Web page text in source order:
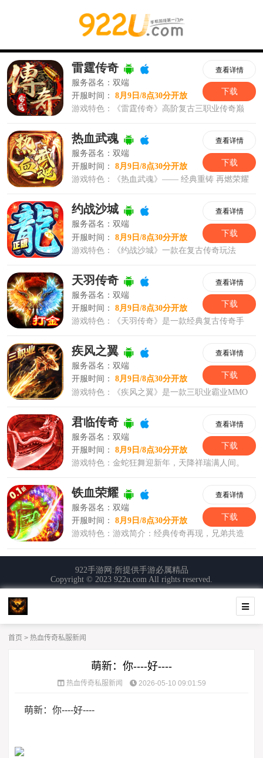
首页 > 热血传奇私服新闻
萌新：你----好----
热血传奇私服新闻 2026-05-10 09:01:59
萌新：你----好----